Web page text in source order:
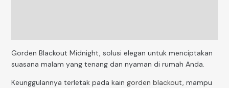
Gorden Blackout Midnight, solusi elegan untuk menciptakan
suasana malam yang tenang dan nyaman di rumah Anda.
Keunggulannya terletak pada kain gorden blackout, mampu